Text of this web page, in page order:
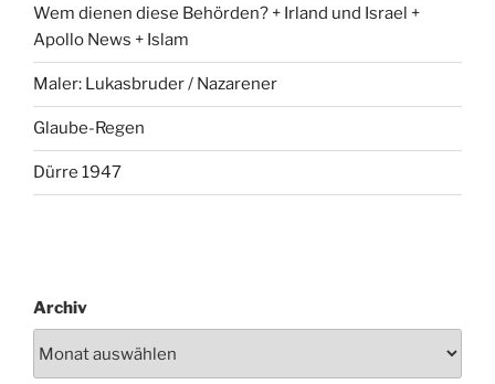
Wem dienen diese Behörden? + Irland und Israel +
Apollo News + Islam
Maler: Lukasbruder / Nazarener
Glaube-Regen
Dürre 1947
Archiv